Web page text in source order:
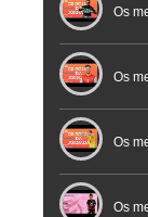
Os
Os
Futsal
Os
Os